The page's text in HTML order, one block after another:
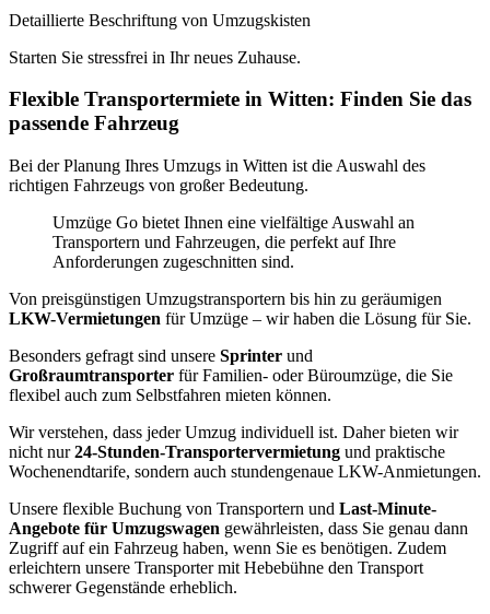
Detaillierte Beschriftung von Umzugskisten
Starten Sie stressfrei in Ihr neues Zuhause.
Flexible Transportermiete in Witten: Finden Sie das
passende Fahrzeug
Bei der Planung Ihres Umzugs in Witten ist die Auswahl des
richtigen Fahrzeugs von großer Bedeutung.
Umzüge Go bietet Ihnen eine vielfältige Auswahl an
Transportern und Fahrzeugen, die perfekt auf Ihre
Anforderungen zugeschnitten sind.
Von preisgünstigen Umzugstransportern bis hin zu geräumigen
LKW-Vermietungen für Umzüge – wir haben die Lösung für Sie.
Besonders gefragt sind unsere Sprinter und
Großraumtransporter für Familien- oder Büroumzüge, die Sie
flexibel auch zum Selbstfahren mieten können.
Wir verstehen, dass jeder Umzug individuell ist. Daher bieten wir
nicht nur24-Stunden-Transportervermietung und praktische
Wochenendtarife, sondern auch stundengenaue LKW-Anmietungen.
Unsere flexible Buchung von Transportern und Last-Minute-
Angebote für Umzugswagen gewährleisten, dass Sie genau dann
Zugriff auf ein Fahrzeug haben, wenn Sie es benötigen. Zudem
erleichtern unsere Transporter mit Hebebühne den Transport
schwerer Gegenstände erheblich.